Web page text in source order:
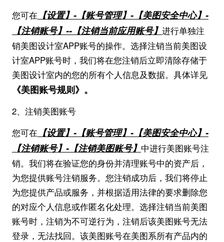
您可在 【设置】-【账号管理】-【美图安全中心】-
【注销账号】--【注销当前应用账号】 进行单独注
销美图设计室APP账号的操作。选择注销当前美图设
计室APP账号时，我们将在您注销后立即清除存储于
美图设计室内的您的所有个人信息及数据。具体详见
《美图账号规则》。
2、注销美图账号
您可在 【设置】-【账号管理】-【美图安全中心】-
【注销账号】-【注销美图账号】 中进行美图账号注
销。我们将在验证您的身份并清理账号中的资产后，
为您提供账号注销服务。您注销成功后，我们将停止
为您提供产品或服务，并根据适用法律的要求删除您
的对应个人信息或作匿名化处理。选择注销当前美图
账号时，注销为不可逆行为，注销后该美图账号无法
登录，无法找回。该美图账号在美图系所有产品内的